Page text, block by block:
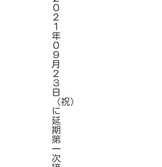
０
２
１
年
０
９
月
２
３
日
（祝）
に
延
期
第
一
次